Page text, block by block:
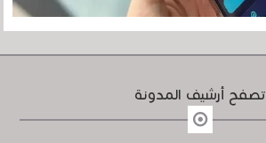
تصفح أرشيف المدونة